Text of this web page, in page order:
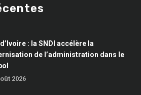
: la SNDI accélère la
de l’administration dans le
2026